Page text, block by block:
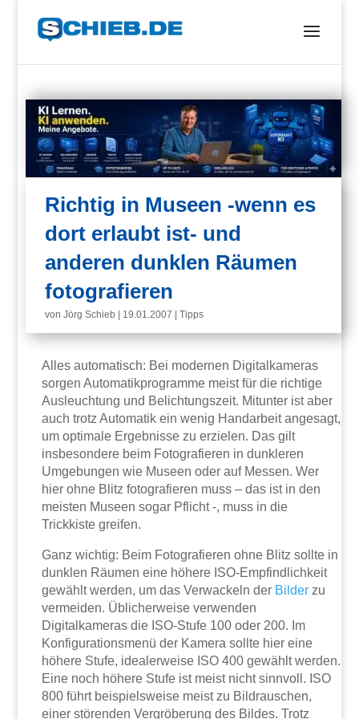
Richtig in Museen -wenn es
dort erlaubt ist- und
anderen dunklen Räumen
fotografieren
vonJörg Schieb 19.01.2007 |Tipps
Alles automatisch: Bei modernen Digitalkameras
sorgen Automatikprogramme meist für die richtige
Ausleuchtung und Belichtungszeit. Mitunter ist aber
auch trotz Automatik ein wenig Handarbeit angesagt,
um optimale Ergebnisse zu erzielen. Das gilt
insbesondere beim Fotografieren in dunkleren
Umgebungen wie Museen oder auf Messen. Wer
hier ohne Blitz fotografieren muss – das ist in den
meisten Museen sogar Pflicht -, muss in die
Trickkiste greifen.
Ganz wichtig: Beim Fotografieren ohne Blitz sollte in
dunklen Räumen eine höhere ISO-Empfindlichkeit
gewählt werden, um das Verwackeln der Bilder zu
vermeiden. Üblicherweise verwenden
Digitalkameras die ISO-Stufe 100 oder 200. Im
Konfigurationsmenü der Kamera sollte hier eine
höhere Stufe, idealerweise ISO 400 gewählt werden.
Eine noch höhere Stufe ist meist nicht sinnvoll. ISO
800 führt beispielsweise meist zu Bildrauschen,
einer störenden Vergröberung des Bildes. Trotz